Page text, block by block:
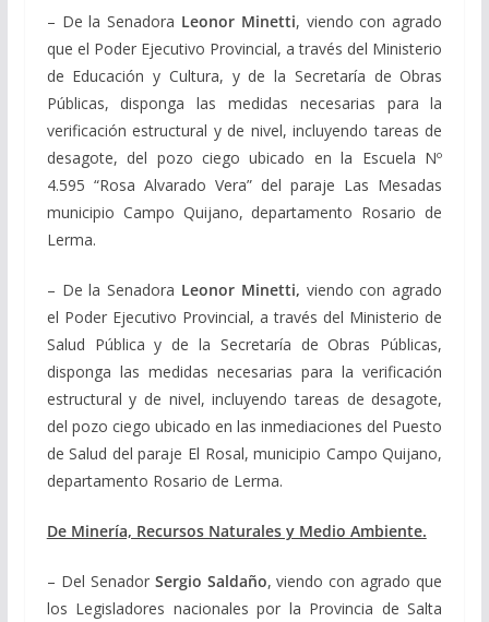
– De la Senadora Leonor Minetti, viendo con agrado
que el Poder Ejecutivo Provincial, a través del Ministerio
de Educación y Cultura, y de la Secretaría de Obras
Públicas, disponga las medidas necesarias para la
verificación estructural y de nivel, incluyendo tareas de
desagote, del pozo ciego ubicado en la Escuela Nº
4.595 “Rosa Alvarado Vera” del paraje Las Mesadas
municipio Campo Quijano, departamento Rosario de
Lerma.
– De la Senadora Leonor Minetti, viendo con agrado
el Poder Ejecutivo Provincial, a través del Ministerio de
Salud Pública y de la Secretaría de Obras Públicas,
disponga las medidas necesarias para la verificación
estructural y de nivel, incluyendo tareas de desagote,
del pozo ciego ubicado en las inmediaciones del Puesto
de Salud del paraje El Rosal, municipio Campo Quijano,
departamento Rosario de Lerma.
De Minería, Recursos Naturales y Medio Ambiente.
– Del Senador Sergio Saldaño, viendo con agrado que
los Legisladores nacionales por la Provincia de Salta